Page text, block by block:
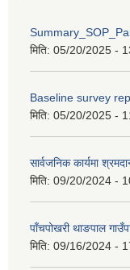
मिति: 05/20/2025 -
Baseline survey
मिति: 05/20/2025 -
सार्वजनिक कार्यमा
मिति: 09/20/2024 -
पाँचपोखरी थाङपाल
मिति: 09/16/2024 -